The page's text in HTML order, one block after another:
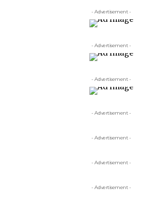
- Advertisement -
- Advertisement -
- Advertisement -
- Advertisement -
- Advertisement -
- Advertisement -
- Advertisement -